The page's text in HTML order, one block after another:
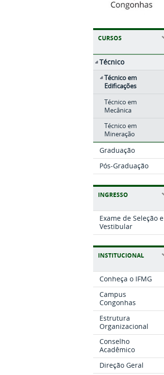
CURSOS
Técnico
Técnico em
Edificações
Técnico em
Mecânica
Técnico em
Mineração
Graduação
Pós-Graduação
INGRESSO
Exame de Seleção e
Vestibular
INSTITUCIONAL
Conheça o IFMG
Campus
Congonhas
Estrutura
Organizacional
Conselho
Acadêmico
Direção Geral